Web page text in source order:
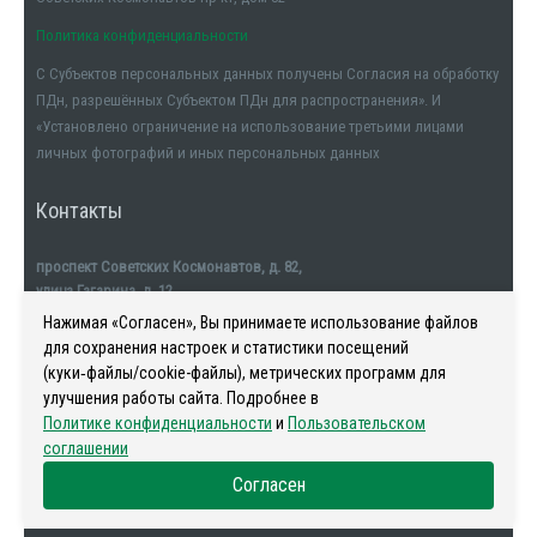
Стоимость (число в рублях)
Политика конфиденциальности
С Субъектов персональных данных получены Согласия на обработку
ПДн, разрешённых Субъектом ПДн для распространения». И
«Установлено ограничение на использование третьими лицами
личных фотографий и иных персональных данных
Контакты
проспект Советских Космонавтов, д. 82,
улица Гагарина, д. 12
тел. +7911-554-32-32
Наша история
Нажимая «Согласен», Вы принимаете использование файлов
для сохранения настроек и статистики посещений
(куки‑файлы/cookie-файлы), метрических программ для
улучшения работы сайта. Подробнее в
Политике конфиденциальности и Пользовательском
соглашении
Согласен